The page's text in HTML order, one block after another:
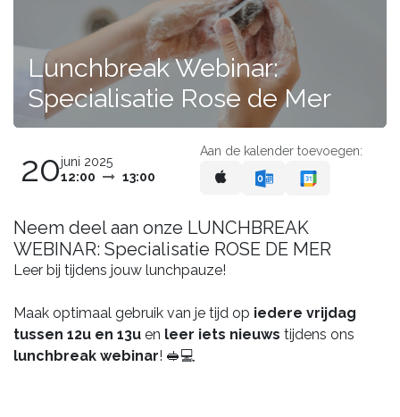
Lunchbreak Webinar:
Specialisatie Rose de Mer
20juni 2025
12:00
13:00
Aan de kalender toevoegen:
Neem deel aan onze LUNCHBREAK
WEBINAR: Specialisatie ROSE DE MER
Leer bij tijdens jouw lunchpauze!
Maak optimaal gebruik van je tijd op iedere vrijdag
tussen 12u en 13u en leer iets nieuws tijdens ons
lunchbreak webinar! 🥪💻